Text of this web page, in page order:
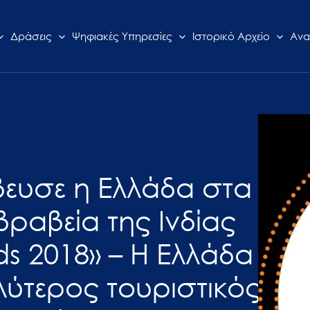
Δράσεις Ψηφιακές Υπηρεσίες Ιστορικό Αρχείο
η Ελλάδα στα
της Ινδίας
2018» – Η Ελλάδα
τουριστικός